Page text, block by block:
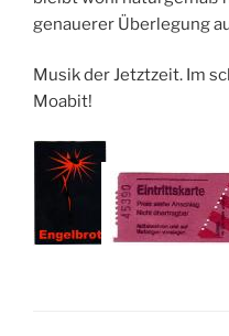
genauerer Überlegung
Musik der Jetztzeit. Im
Moabit!